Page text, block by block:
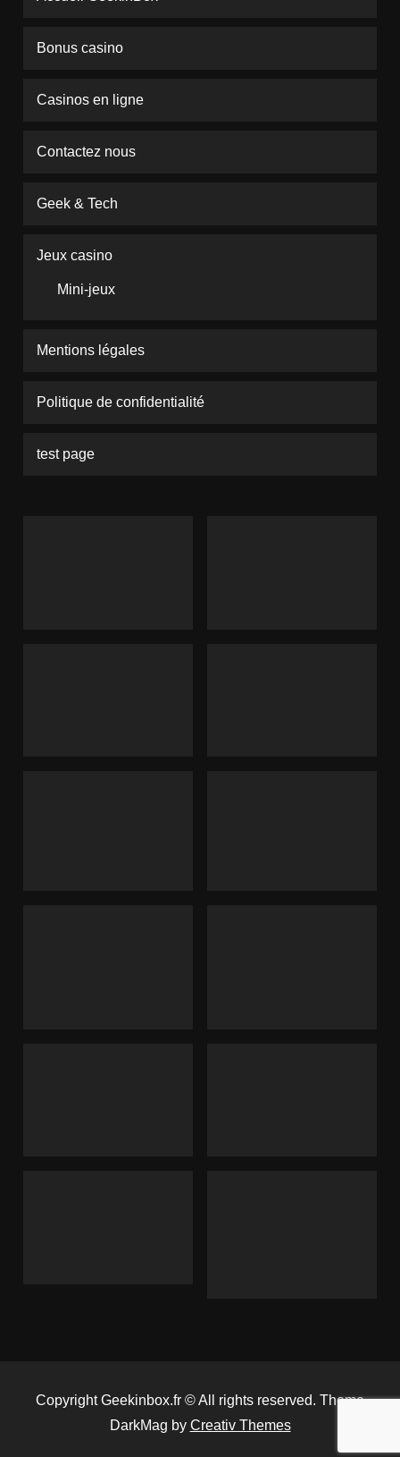
Bonus casino
Casinos en ligne
Contactez nous
Geek & Tech
Jeux casino
Mini-jeux
Mentions légales
Politique de confidentialité
test page
Copyright Geekinbox.fr © All rights reserved. Theme
DarkMag by Creativ Themes